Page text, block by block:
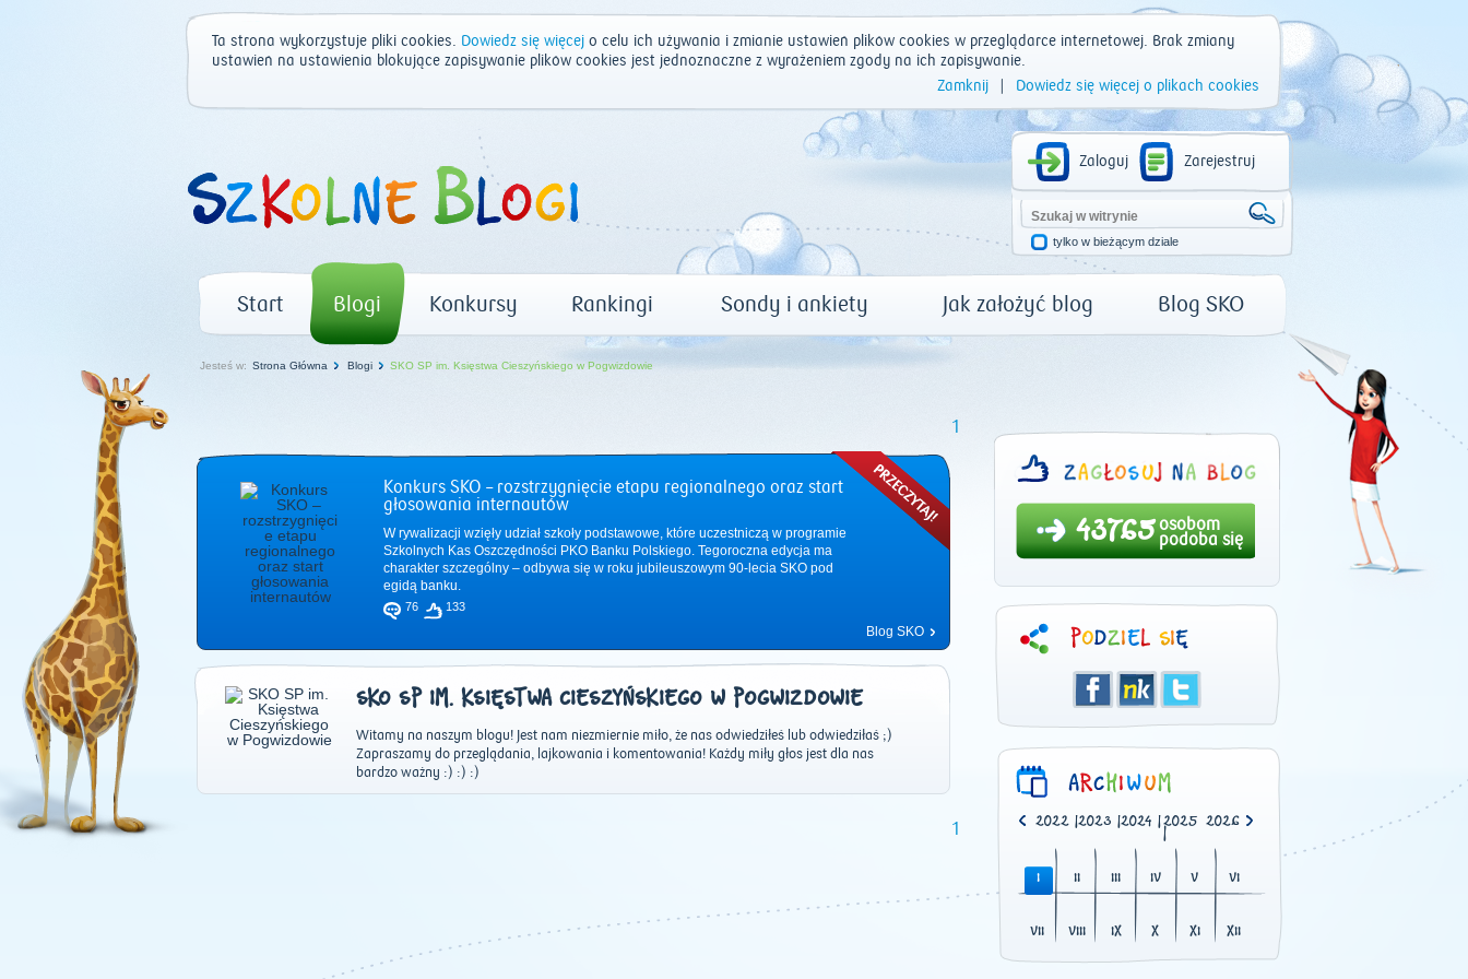
Ta strona wykorzystuje pliki cookies. Dowiedz się więcejo celu ich używania i zmianie ustawień plików cookies w przeglądarce internetowej. Brak zmiany
ustawień na ustawienia blokujące zapisywanie plików cookies jest jednoznaczne z wyrażeniem zgody na ich zapisywanie.
Zamknij
Dowiedz się więcej o plikach cookies
Zaloguj Zarejestruj
tylko w bieżącym dziale
Start Blogi Konkursy Rankingi Sondy i ankiety Jak założyć blog Blog SKO
Jesteś w: Strona Główna Blogi SKO SP im. Księstwa Cieszyńskiego w Pogwizdowie
1
Konkurs SKO – rozstrzygnięcie etapu regionalnego oraz start
głosowania internautów
W rywalizacji wzięły udział szkoły podstawowe, które uczestniczą w programie
Szkolnych Kas Oszczędności PKO Banku Polskiego. Tegoroczna edycja ma
charakter szczególny – odbywa się w roku jubileuszowym 90-lecia SKO pod
egidą banku.
76 133
Blog SKO
SKO SP IM. KSIĘSTWA CIESZYŃSKIEGO W POGWIZDOWIE
Witamy na naszym blogu! Jest nam niezmiernie miło, że nas odwiedziłeś lub odwiedziłaś ;)
Zapraszamy do przeglądania, lajkowania i komentowania! Każdy miły głos jest dla nas
bardzo ważny :) :) :)
1
43765osobom
podoba się
2020 2021| 2022|2023 |2024 |2025
|
2026
I II III IV V VI
VII VIII IX X XI XII